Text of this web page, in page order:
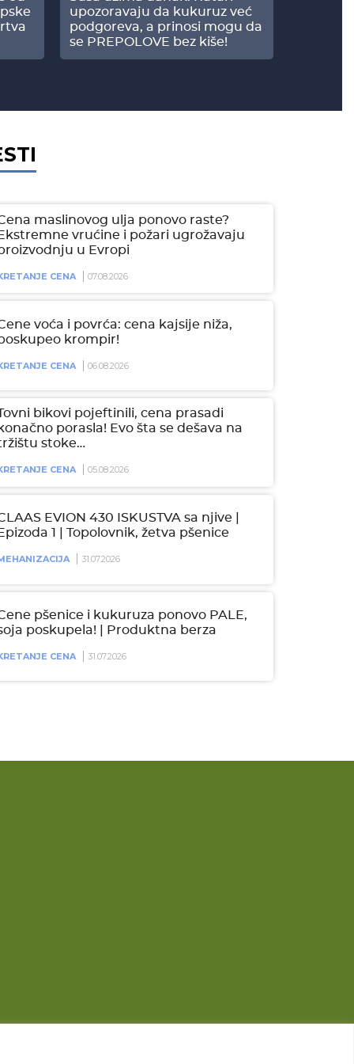
upozoravaju da kukuruz već
podgoreva, a prinosi mogu da
se PREPOLOVE bez kiše!
maslinovog ulja ponovo raste?
vrućine i požari ugrožavaju
u Evropi
CENA 07.08.2026
voća i povrća: cena kajsije niža,
krompir!
CENA 06.08.2026
bikovi pojeftinili, cena prasadi
porasla! Evo šta se dešava na
stoke…
CENA 05.08.2026
EVION 430 ISKUSTVA sa njive |
1 | Topolovnik, žetva pšenice
31.07.2026
pšenice i kukuruza ponovo PALE,
poskupela! | Produktna berza
CENA 31.07.2026